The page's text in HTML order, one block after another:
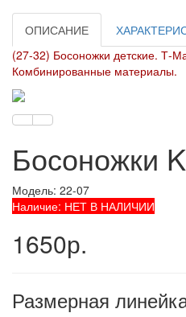
ОПИСАНИЕ
(27-32) Босоножки детские. Т-
Комбинированные материалы.
Босоножки
Модель: 22-07
Наличие: НЕТ В НАЛИЧИИ
1650р.
Размерная